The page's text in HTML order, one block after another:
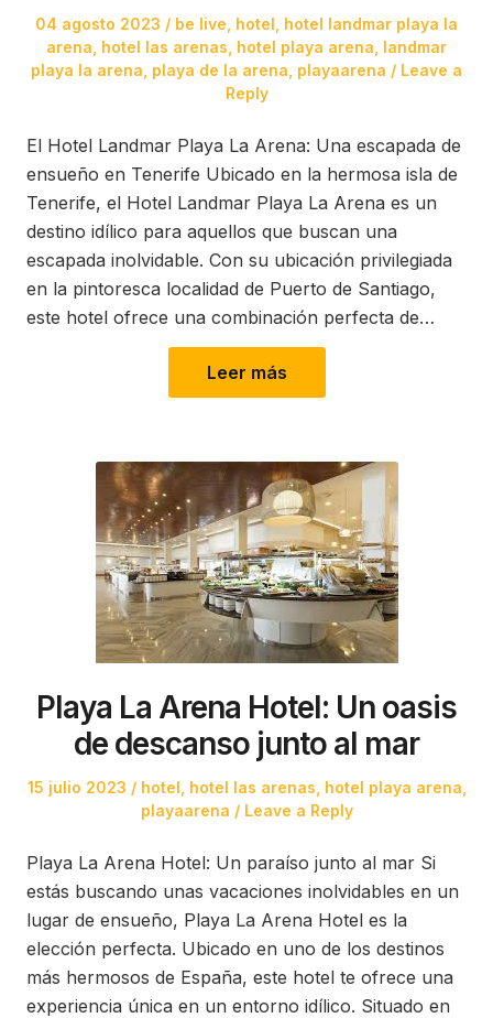
Posted
on
04 agosto 2023
Posted
in
be live hotel hotel landmar playa la
arena hotel las arenas hotel playa arena landmar
playa la arena playa de la arena playaarena
Leave a
Reply
El Hotel Landmar Playa La Arena: Una escapada de
ensueño en Tenerife Ubicado en la hermosa isla de
Tenerife, el Hotel Landmar Playa La Arena es un
destino idílico para aquellos que buscan una
escapada inolvidable. Con su ubicación privilegiada
en la pintoresca localidad de Puerto de Santiago,
este hotel ofrece una combinación perfecta de…
Leer más
Playa La Arena Hotel: Un oasis
de descanso junto al mar
Posted
15 julio 2023
Posted
in
hotel hotel las arenas hotel playa arena
playaarena
Leave a Reply
Playa La Arena Hotel: Un paraíso junto al mar Si
estás buscando unas vacaciones inolvidables en un
lugar de ensueño, Playa La Arena Hotel es la
elección perfecta. Ubicado en uno de los destinos
más hermosos de España, este hotel te ofrece una
experiencia única en un entorno idílico. Situado en